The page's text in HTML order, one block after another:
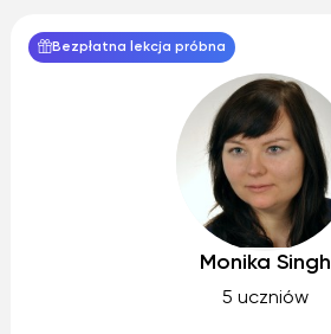
Bezpłatna lekcja próbna
Monika Singh
5 uczniów